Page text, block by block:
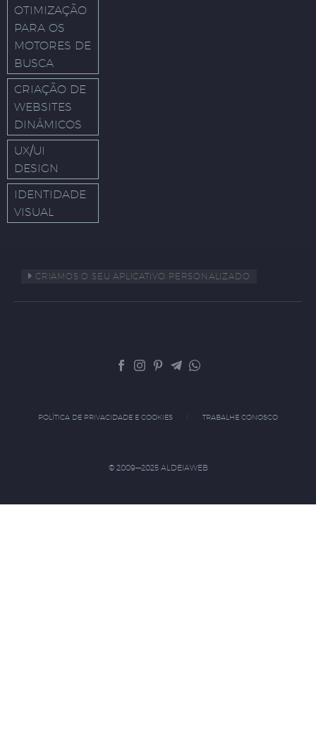
OTIMIZAÇÃO
PARA OS
MOTORES DE
BUSCA
CRIAÇÃO DE
WEBSITES
DINÂMICOS
UX/UI
DESIGN
IDENTIDADE
VISUAL
CRIAMOS O SEU APLICATIVO PERSONALIZADO
POLÍTICA DE PRIVACIDADE E COOKIES TRABALHE CONOSCO
© 2009—2025 ALDEIAWEB